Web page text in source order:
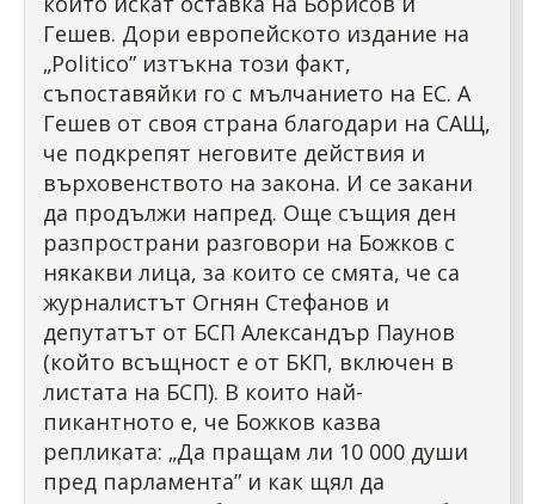
Гешев. Дори европейското издание на
„Politico” изтъкна този факт,
съпоставяйки го с мълчанието на ЕС. А
Гешев от своя страна благодари на САЩ,
че подкрепят неговите действия и
върховенството на закона. И се закани
да продължи напред. Още същия ден
разпространи разговори на Божков с
някакви лица, за които се смята, че са
журналистът Огнян Стефанов и
депутатът от БСП Александър Паунов
(който всъщност е от БКП, включен в
листата на БСП). В които най-
пикантното е, че Божков казва
репликата: „Да пращам ли 10 000 души
пред парламента” и как щял да